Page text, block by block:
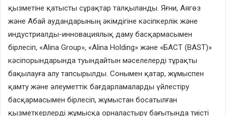
қызметіне қатысты сұрақтар талқыланды. Яғни, Аягөз
және Абай аудандарының әкімдігіне кәсіпкерлік және
индустриалды-инновациялық даму басқармасымен
бірлесіп, «Alina Group», «Alina Holding» және «БАСТ (BAST)»
кәсіпорындарында туындайтын мәселелерді тұрақты
бақылауға алу тапсырылды. Сонымен қатар, жұмыспен
қамту және әлеуметтік бағдарламаларды үйлестіру
басқармасымен бірлесіп, жұмыстан босатылған
қызметкерлерді жұмысқа орналастыру бағытында тиісті